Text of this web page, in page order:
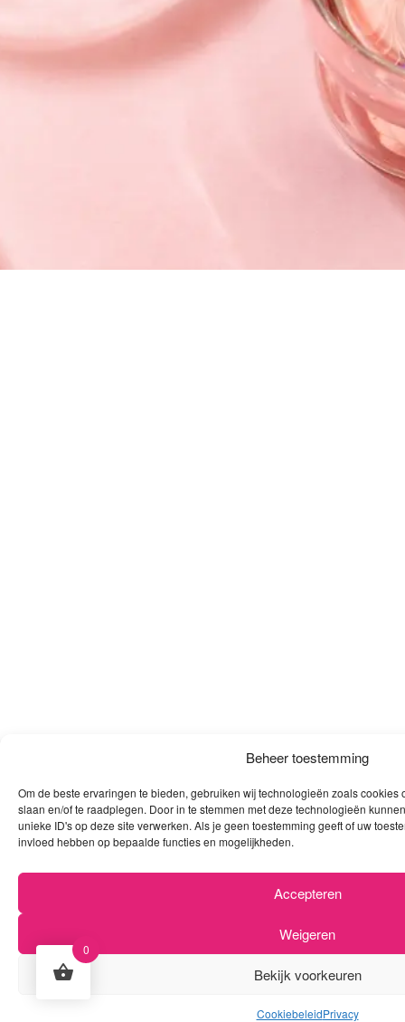
Beheer toestemming
Om de beste ervaringen te bieden, gebruiken wij technologieën zoals cookies
slaan en/of te raadplegen. Door in te stemmen met deze technologieën
unieke ID's op deze site verwerken. Als je geen toestemming geeft of uw
invloed hebben op bepaalde functies en mogelijkheden.
Accepteren
Weigeren
Bekijk voorkeuren
CookiebeleidPrivacy
0